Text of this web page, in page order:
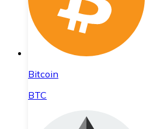
Bitcoin
BTC